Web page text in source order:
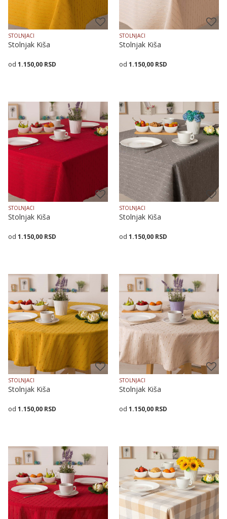
STOLNJACI
Stolnjak Kiša
1.150,00 RSD
Veličina
140X140140X180140X240
Dodaj u korpu
STOLNJACI
Stolnjak Kiša
1.150,00 RSD
Veličina
140X140140X180140X240
Dodaj u korpu
STOLNJACI
Stolnjak Kiša
1.150,00 RSD
Veličina
140X140140X180140X240
Dodaj u korpu
STOLNJACI
Stolnjak Kiša
1.150,00 RSD
Veličina
140X140 140X180140X240
Dodaj u korpu
STOLNJACI
Stolnjak Kiša
1.150,00 RSD
Dodaj u korpu
STOLNJACI
Stolnjak Kiša
1.150,00 RSD
Dodaj u korpu